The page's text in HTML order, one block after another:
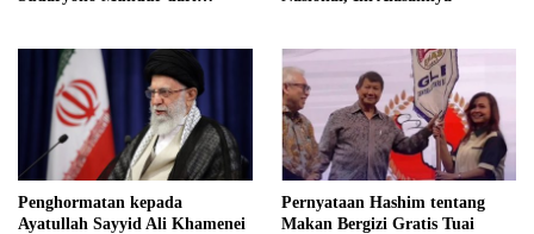
Independensi Badan Gizi
Nasional
Penghormatan kepada
Ayatullah Sayyid Ali Khamenei
Pernyataan Hashim tentang
Makan Bergizi Gratis Tuai